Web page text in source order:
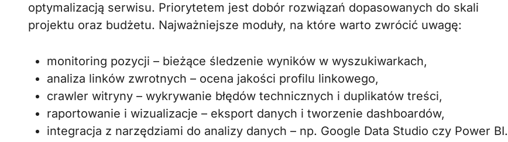
optymalizacją serwisu. Priorytetem jest dobór rozwiązań dopasowanych do skali
projektu oraz budżetu. Najważniejsze moduły, na które warto zwrócić uwagę:
monitoring pozycji – bieżące śledzenie wyników w wyszukiwarkach,
analiza linków zwrotnych – ocena jakości profilu linkowego,
crawler witryny – wykrywanie błędów technicznych i duplikatów treści,
raportowanie i wizualizacje – eksport danych i tworzenie dashboardów,
integracja z narzędziami do analizy danych – np. Google Data Studio czy Power BI.